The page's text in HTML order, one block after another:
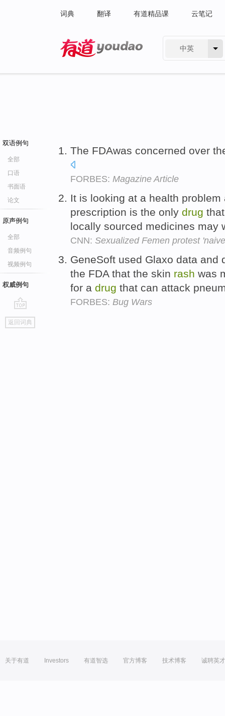
词典 翻译 有道精品课 云笔记
中英
双语例句
全部
口语
书面语
论文
原声例句
全部
音频例句
视频例句
权威例句
go
top
返回词典
The FDAwas concerned over
FORBES: Magazine Article
It is looking at a health
prescription is the only drug
locally sourced medicines may
CNN: Sexualized Femen protest
GeneSoft used Glaxo data and
the FDA that the skin rash was
for a drug that can attack
FORBES: Bug Wars
关于有道 Investors 有道智选 官方博客 技术博客 诚聘英才